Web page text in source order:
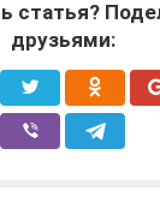
статья?
друзьями: